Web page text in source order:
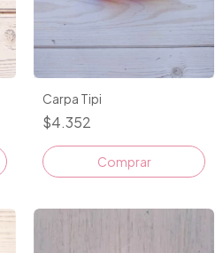
Carpa Tipi
$4.352
Comprar